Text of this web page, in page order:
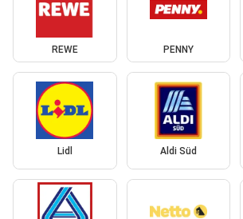
REWE PENNY
Lidl Aldi Süd